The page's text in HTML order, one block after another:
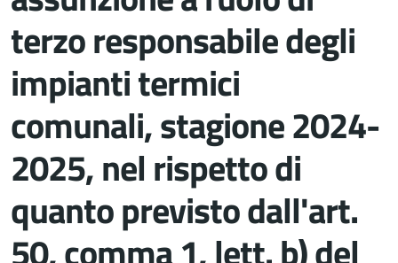
terzo responsabile degli
impianti termici
comunali, stagione 2024-
2025, nel rispetto di
quanto previsto dall'art.